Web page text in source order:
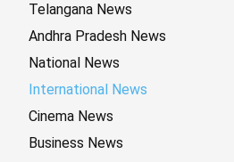
Telangana News
Andhra Pradesh News
National News
International News
Cinema News
Business News